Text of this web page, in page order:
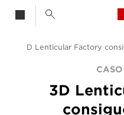
Soluciones y servicios
3D